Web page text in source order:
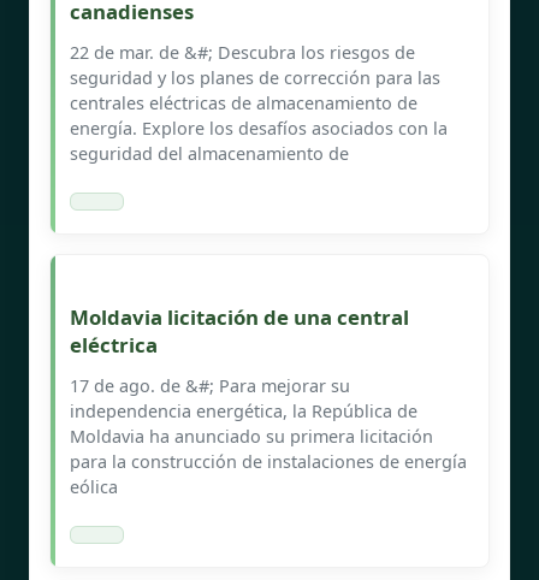
canadienses
22 de mar. de &#; Descubra los riesgos de
seguridad y los planes de corrección para las
centrales eléctricas de almacenamiento de
energía. Explore los desafíos asociados con la
seguridad del almacenamiento de
Moldavia licitación de una central
eléctrica
17 de ago. de &#; Para mejorar su
independencia energética, la República de
Moldavia ha anunciado su primera licitación
para la construcción de instalaciones de energía
eólica